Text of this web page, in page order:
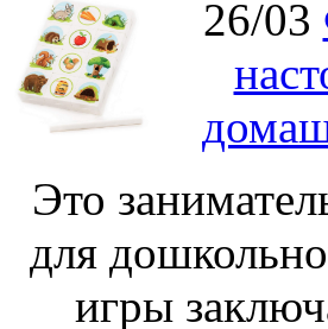
26/03
Это
для
игры